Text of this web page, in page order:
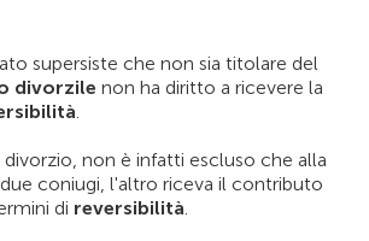
supersiste che non sia titolare del
divorzile non ha diritto a ricevere la
.
non è infatti escluso che alla
coniugi, l'altro riceva il contributo
di reversibilità.